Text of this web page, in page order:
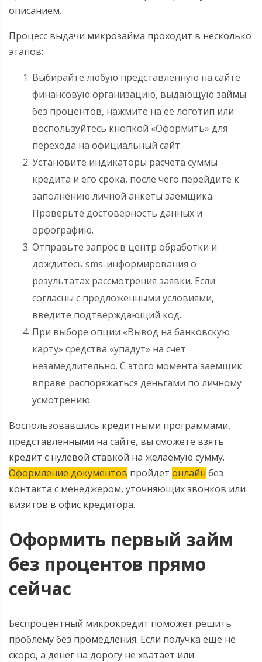
описанием.
Процесс выдачи микрозайма проходит в несколько
этапов:
Выбирайте любую представленную на сайте
финансовую организацию, выдающую займы
без процентов, нажмите на ее логотип или
воспользуйтесь кнопкой «Оформить» для
перехода на официальный сайт.
Установите индикаторы расчета суммы
кредита и его срока, после чего перейдите к
заполнению личной анкеты заемщика.
Проверьте достоверность данных и
орфографию.
Отправьте запрос в центр обработки и
дождитесь sms-информирования о
результатах рассмотрения заявки. Если
согласны с предложенными условиями,
введите подтверждающий код.
При выборе опции «Вывод на банковскую
карту» средства «упадут» на счет
незамедлительно. С этого момента заемщик
вправе распоряжаться деньгами по личному
усмотрению.
Воспользовавшись кредитными программами,
представленными на сайте, вы сможете взять
кредит с нулевой ставкой на желаемую сумму.
Оформление документов пройдет онлайн без
контакта с менеджером, уточняющих звонков или
визитов в офис кредитора.
Оформить первый займ
без процентов прямо
сейчас
Беспроцентный микрокредит поможет решить
проблему без промедления. Если получка еще не
скоро, а денег на дорогу не хватает или